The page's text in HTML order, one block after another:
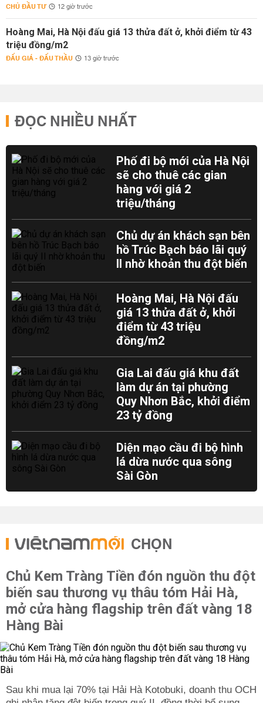
CHỦ ĐẦU TƯ 12 giờ trước
Hoàng Mai, Hà Nội đấu giá 13 thửa đất ở, khởi điểm từ 43
triệu đồng/m2
ĐẤU GIÁ - ĐẤU THẦU 13 giờ trước
ĐỌC NHIỀU NHẤT
Phố đi bộ mới của Hà Nội
sẽ cho thuê các gian
hàng với giá 2
triệu/tháng
Chủ dự án khách sạn bên
hồ Trúc Bạch báo lãi quý
II nhờ khoản thu đột biến
Hoàng Mai, Hà Nội đấu
giá 13 thửa đất ở, khởi
điểm từ 43 triệu
đồng/m2
Gia Lai đấu giá khu đất
làm dự án tại phường
Quy Nhơn Bắc, khởi điểm
23 tỷ đồng
Diện mạo cầu đi bộ hình
lá dừa nước qua sông
Sài Gòn
CHỌN
Chủ Kem Tràng Tiền đón nguồn thu đột
biến sau thương vụ thâu tóm Hải Hà,
mở cửa hàng flagship trên đất vàng 18
Hàng Bài
Sau khi mua lại 70% tại Hải Hà Kotobuki, doanh thu OCH